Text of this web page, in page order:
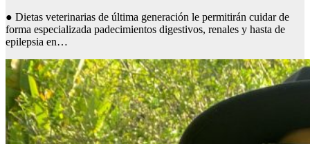
● Dietas veterinarias de última generación le permitirán cuidar de
forma especializada padecimientos digestivos, renales y hasta de
epilepsia en…